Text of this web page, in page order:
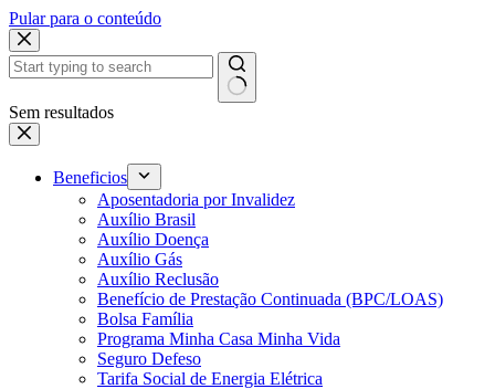
Pular para o conteúdo
Sem resultados
Beneficios
Aposentadoria por Invalidez
Auxílio Brasil
Auxílio Doença
Auxílio Gás
Auxílio Reclusão
Benefício de Prestação Continuada (BPC/LOAS)
Bolsa Família
Programa Minha Casa Minha Vida
Seguro Defeso
Tarifa Social de Energia Elétrica